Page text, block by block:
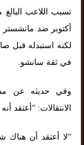
أكتوبر ضد
لكنه استبدله قبل
في ثقة سانشو.
وفي حديثه عن
الانتقالات: “أعتقد
“لا أعتقد أن هناك